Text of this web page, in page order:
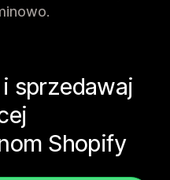
sprzedawaj
Shopify